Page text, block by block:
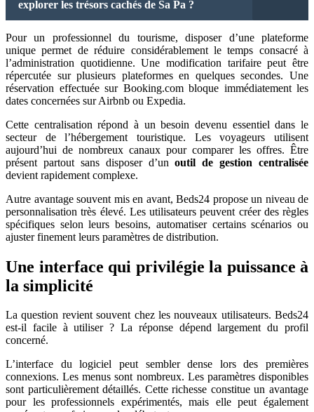
explorer les trésors cachés de Sa Pa ?
Pour un professionnel du tourisme, disposer d’une plateforme
unique permet de réduire considérablement le temps consacré à
l’administration quotidienne. Une modification tarifaire peut être
répercutée sur plusieurs plateformes en quelques secondes. Une
réservation effectuée sur Booking.com bloque immédiatement les
dates concernées sur Airbnb ou Expedia.
Cette centralisation répond à un besoin devenu essentiel dans le
secteur de l’hébergement touristique. Les voyageurs utilisent
aujourd’hui de nombreux canaux pour comparer les offres. Être
présent partout sans disposer d’unoutil de gestion centralisée
devient rapidement complexe.
Autre avantage souvent mis en avant, Beds24 propose un niveau de
personnalisation très élevé. Les utilisateurs peuvent créer des règles
spécifiques selon leurs besoins, automatiser certains scénarios ou
ajuster finement leurs paramètres de distribution.
Une interface qui privilégie la puissance à
la simplicité
La question revient souvent chez les nouveaux utilisateurs. Beds24
est-il facile à utiliser ? La réponse dépend largement du profil
concerné.
L’interface du logiciel peut sembler dense lors des premières
connexions. Les menus sont nombreux. Les paramètres disponibles
sont particulièrement détaillés. Cette richesse constitue un avantage
pour les professionnels expérimentés, mais elle peut également